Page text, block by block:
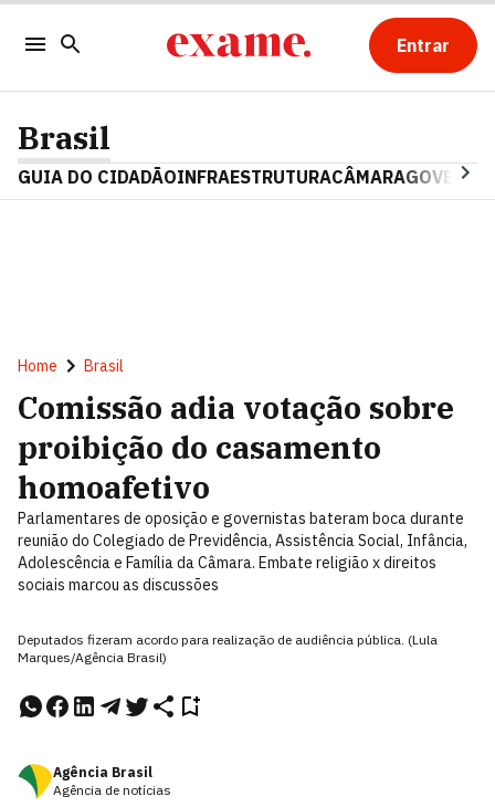
Entrar
Brasil
GUIA DO CIDADÃOINFRAESTRUTURACÂMARAGOVERNO
Home Brasil
Comissão adia votação sobre
proibição do casamento
homoafetivo
Parlamentares de oposição e governistas bateram boca durante
reunião do Colegiado de Previdência, Assistência Social, Infância,
Adolescência e Família da Câmara. Embate religião x direitos
sociais marcou as discussões
Deputados fizeram acordo para realização de audiência pública. (Lula
Marques/Agência Brasil)
Agência Brasil
Agência de notícias